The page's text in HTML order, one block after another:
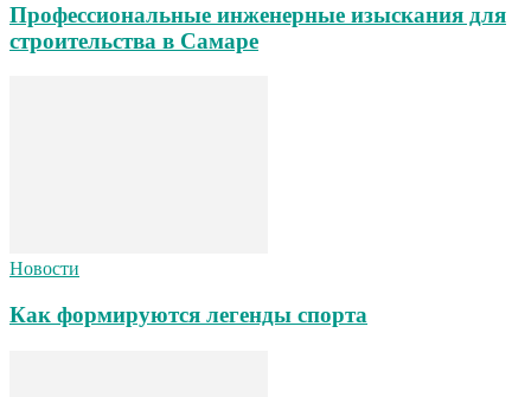
Профессиональные инженерные изыскания для
строительства в Самаре
Новости
Как формируются легенды спорта